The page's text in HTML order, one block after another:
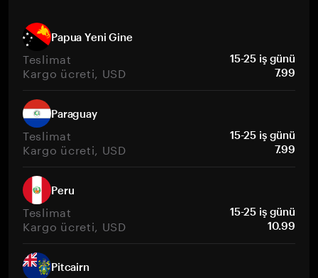
Papua Yeni Gine
Teslimat 15-25 iş günü
Kargo ücreti, USD 7.99
Paraguay
Teslimat 15-25 iş günü
Kargo ücreti, USD 7.99
Peru
Teslimat 15-25 iş günü
Kargo ücreti, USD 10.99
Pitcairn